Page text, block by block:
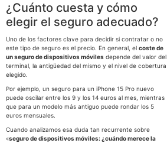
¿Cuánto cuesta y cómo
elegir el seguro adecuado?
Uno de los factores clave para decidir si contratar o no
este tipo de seguro es el precio. En general, el coste de
un seguro de dispositivos móviles depende del valor del
terminal, la antigüedad del mismo y el nivel de cobertura
elegido.
Por ejemplo, un seguro para un iPhone 15 Pro nuevo
puede oscilar entre los 9 y los 14 euros al mes, mientras
que para un modelo más antiguo puede rondar los 5
euros mensuales.
Cuando analizamos esa duda tan recurrente sobre
«seguro de dispositivos móviles: ¿cuándo merece la